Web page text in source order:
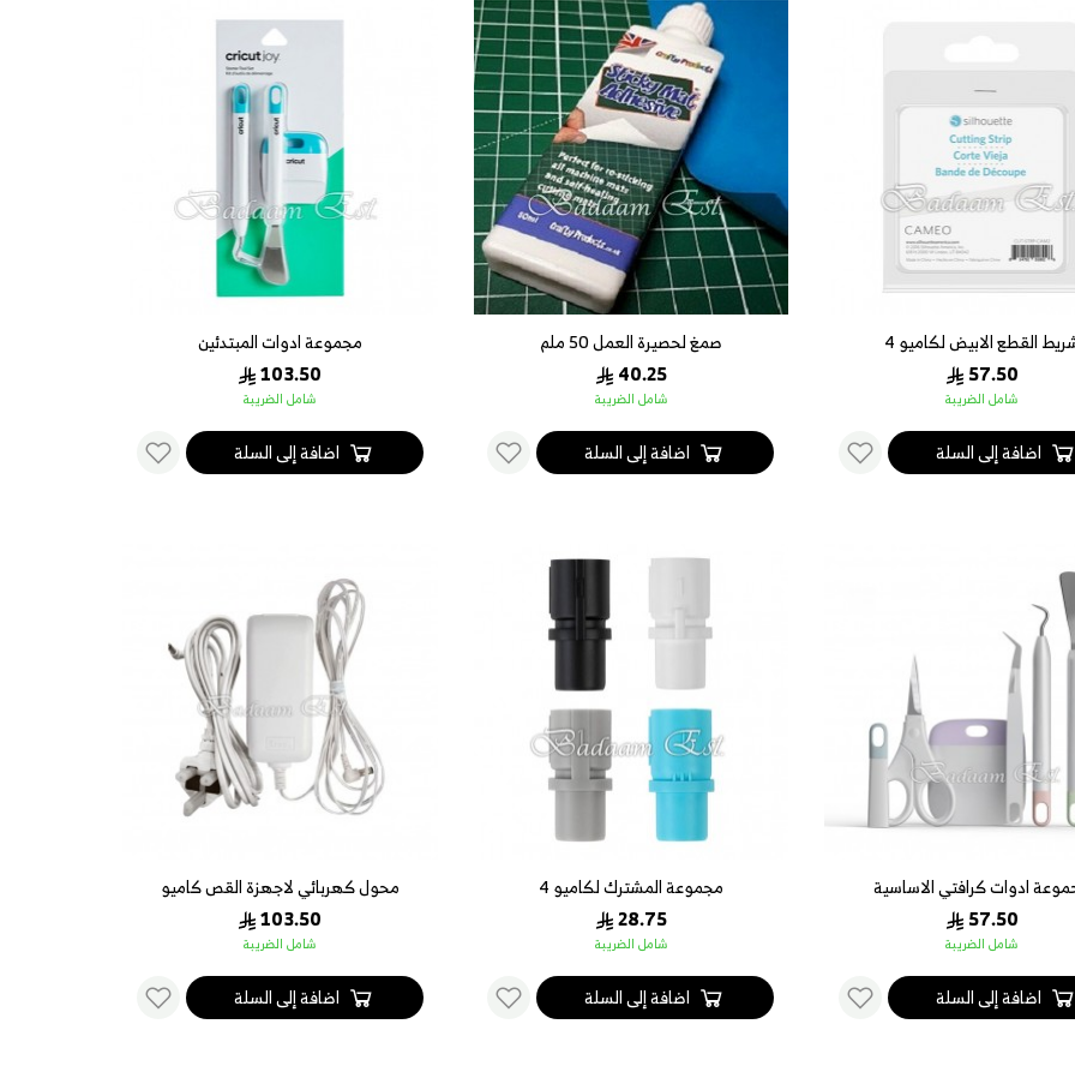
القطع الابيض لكاميو 4
57.50
شامل الضريبة
اضافة إلى السلة
صمغ لحصيرة العمل 50 ملم
40.25
شامل الضريبة
اضافة إلى السلة
مجموعة ادوات المبتدئين
103.50
شامل الضريبة
اضافة إلى السلة
ادوات كرافتي الاساسية
57.50
شامل الضريبة
اضافة إلى السلة
مجموعة المشترك لكاميو 4
28.75
شامل الضريبة
اضافة إلى السلة
محول كهربائي لاجهزة القص كاميو
103.50
شامل الضريبة
اضافة إلى السلة